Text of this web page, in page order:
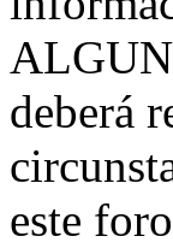
deberá
este